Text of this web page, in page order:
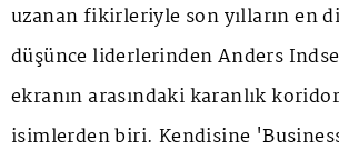
uzanan fikirleriyle son yılların en
düşünce liderlerinden Anders
ekranın arasındaki karanlık
isimlerden biri. Kendisine